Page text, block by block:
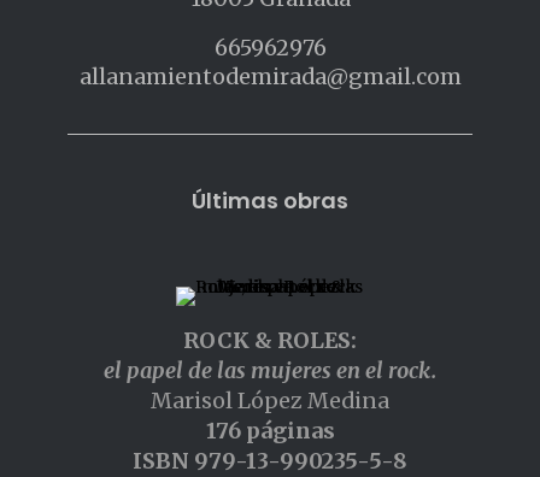
665962976
allanamientodemirada@gmail.com
Últimas obras
ROCK & ROLES:
el papel de las mujeres en el rock.
Marisol López Medina
176 páginas
ISBN 979-13-990235-5-8